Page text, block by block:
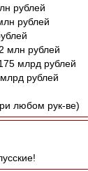
рублей
рублей
млн рублей
млрд рублей
рублей
любом рук-ве)